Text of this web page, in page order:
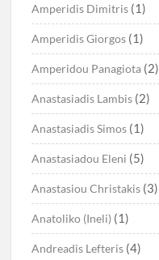
Amperidis Dimitris (1)
Amperidis Giorgos (1)
Amperidou Panagiota (2)
Anastasiadis Lambis (2)
Anastasiadis Simos (1)
Anastasiadou Eleni (5)
Anastasiou Christakis (3)
Anatoliko (Ineli) (1)
Andreadis Lefteris (4)